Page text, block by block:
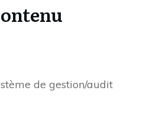
de gestion/audit